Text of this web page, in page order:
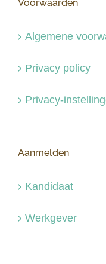
Voorwaarden
Algemene
Privacy policy
Privacy-
Aanmelden
Kandidaat
Werkgever